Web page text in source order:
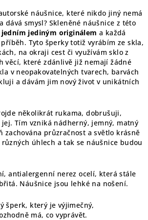
náušnice, které nikdo jiný nemá
dává smysl? Skleněné náušnice z této
jedním jediným originálem a každá
Tyto šperky totiž vyrábím ze skla,
na okraji cest či využívám sklo z
věcí, které zdánlivě již nemají žádné
v neopakovatelných tvarech, barvách
a dávám jim nový život v unikátních
několikrát rukama, dobrušuji,
Tím vzniká nádherný, jemný, matný
zachována průzračnost a světlo krásně
úhlech a tak se náušnice budou
antialergenní nerez ocelí, která stále
Náušnice jsou lehké na nošení.
šperk, který je výjimečný,
má, co vyprávět.